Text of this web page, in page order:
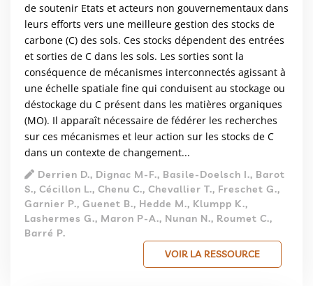
de soutenir Etats et acteurs non gouvernementaux dans
leurs efforts vers une meilleure gestion des stocks de
carbone (C) des sols. Ces stocks dépendent des entrées
et sorties de C dans les sols. Les sorties sont la
conséquence de mécanismes interconnectés agissant à
une échelle spatiale fine qui conduisent au stockage ou
déstockage du C présent dans les matières organiques
(MO). Il apparaît nécessaire de fédérer les recherches
sur ces mécanismes et leur action sur les stocks de C
dans un contexte de changement...
Derrien D., Dignac M-F., Basile-Doelsch I., Barot
S., Cécillon L., Chenu C., Chevallier T., Freschet G.,
Garnier P., Guenet B., Hedde M., Klumpp K.,
Lashermes G., Maron P-A., Nunan N., Roumet C.,
Barré P.
VOIR LA RESSOURCE